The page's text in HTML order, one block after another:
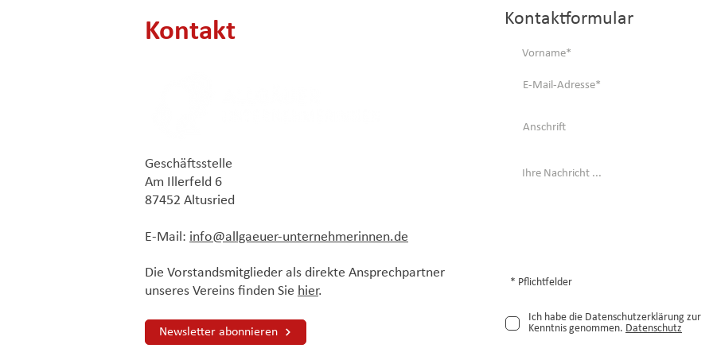
Kontakt
Geschäftsstelle
Am Illerfeld 6
87452 Altusried
E-Mail: info@allgaeuer-unternehmerinnen.de
Die Vorstandsmitglieder als direkte Ansprechpartner
unseres Vereins finden Sie hier.
Newsletter abonnieren
Kontaktformular
* Pflichtfelder
Ich habe die Datenschutzerklärung zur
Kenntnis genommen. Datenschutz